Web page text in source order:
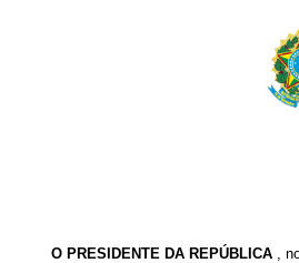
O PRESIDENTE DA REPÚBLICA ,